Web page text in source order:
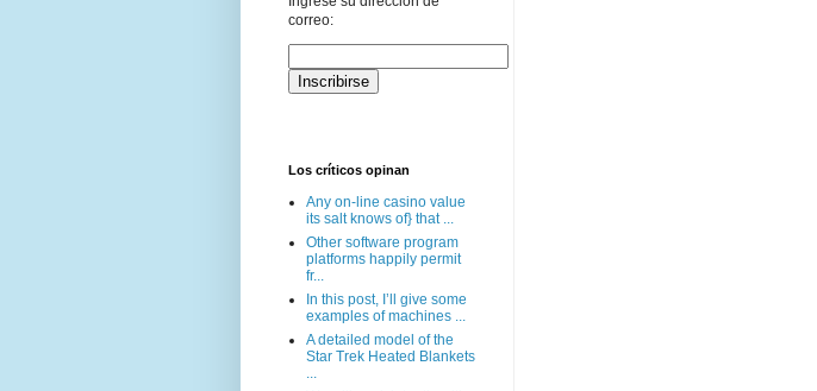
correo:
Los críticos opinan
Any on-line casino value
its salt knows of} that ...
Other software program
platforms happily permit
fr...
In this post, I’ll give some
examples of machines ...
A detailed model of the
Star Trek Heated Blankets
...